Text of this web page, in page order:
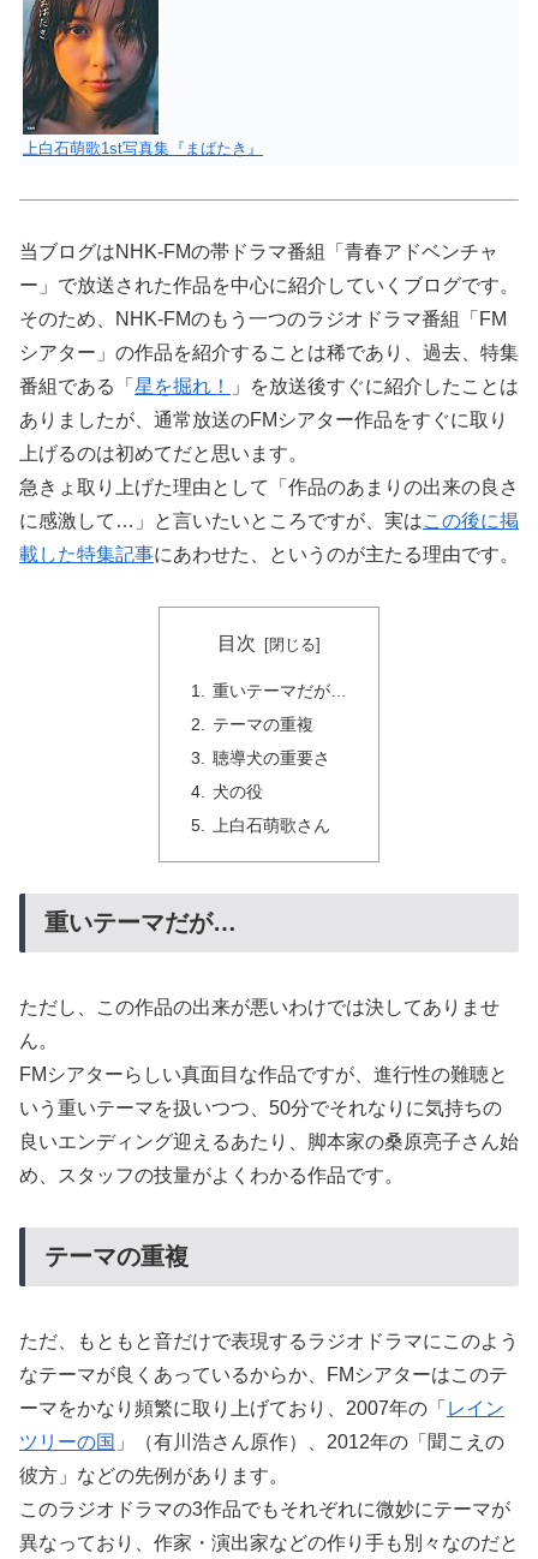
上白石萌歌1st写真集『まばたき』
当ブログはNHK-FMの帯ドラマ番組「青春アドベンチャ
ー」で放送された作品を中心に紹介していくブログです。
そのため、NHK-FMのもう一つのラジオドラマ番組「FM
シアター」の作品を紹介することは稀であり、過去、特集
番組である「 星を掘れ！
」を放送後すぐに紹介したことは
ありましたが、通常放送のFMシアター作品をすぐに取り
上げるのは初めてだと思います。
急きょ取り上げた理由として「作品のあまりの出来の良さ
に感激して…」と言いたいところですが、実はこの後に掲
載した特集記事にあわせた、というのが主たる理由です。
目次
重いテーマだが…
テーマの重複
聴導犬の重要さ
犬の役
上白石萌歌さん
重いテーマだが…
ただし、この作品の出来が悪いわけでは決してありませ
ん。
FMシアターらしい真面目な作品ですが、進行性の難聴と
いう重いテーマを扱いつつ、50分でそれなりに気持ちの
良いエンディング迎えるあたり、脚本家の桑原亮子さん始
め、スタッフの技量がよくわかる作品です。
テーマの重複
ただ、もともと音だけで表現するラジオドラマにこのよう
なテーマが良くあっているからか、FMシアターはこのテ
ーマをかなり頻繁に取り上げており、2007年の「 レイン
ツリーの国 」（有川浩さん原作）、2012年の「聞こえの
彼方」などの先例があります。
このラジオドラマの3作品でもそれぞれに微妙にテーマが
異なっており、作家・演出家などの作り手も別々なのだと